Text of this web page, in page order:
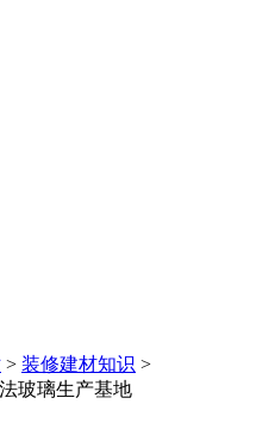
> 装修建材知识 >
玻璃生产基地